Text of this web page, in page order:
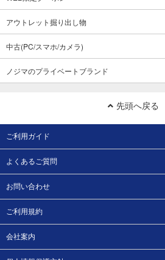
アウトレット掘り出し物
中古(PC/スマホ/カメラ)
ノジマのプライベートブランド
先頭へ戻る
ご利用ガイド
よくあるご質問
お問い合わせ
ご利用規約
会社案内